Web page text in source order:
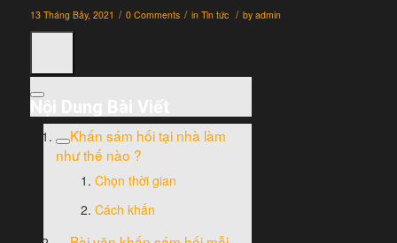
13 Tháng Bảy, 2021 / 0 Comments / in Tin tức / by admin
Khấn sám hối tại nhà làm
như thế nào ?
Chọn thời gian
Cách khấn